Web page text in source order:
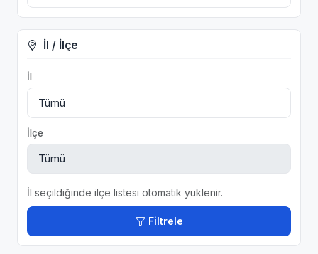
İl / İlçe
İl
İlçe
İl seçildiğinde ilçe listesi otomatik yüklenir.
Filtrele